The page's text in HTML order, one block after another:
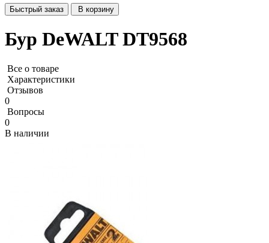
Быстрый заказ В корзину
Бур DeWALT DT9568
Все о товаре
Характеристики
Отзывов
0
Вопросы
0
В наличии